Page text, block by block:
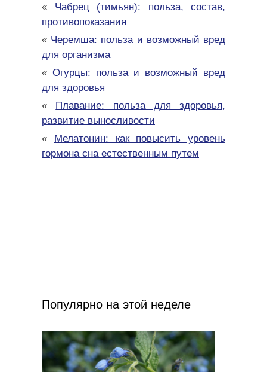
« Чабрец (тимьян): польза, состав,
противопоказания
« Черемша: польза и возможный вред
для организма
« Огурцы: польза и возможный вред
для здоровья
« Плавание: польза для здоровья,
развитие выносливости
« Мелатонин: как повысить уровень
гормона сна естественным путем
Популярно на этой неделе